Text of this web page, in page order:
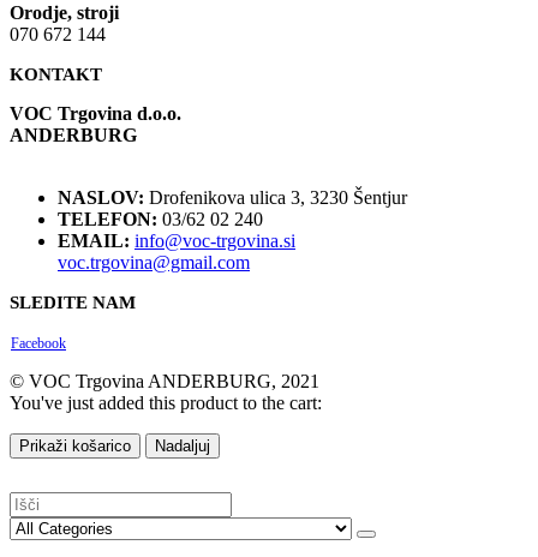
Orodje, stroji
070 672 144
KONTAKT
VOC Trgovina d.o.o.
ANDERBURG
NASLOV: Drofenikova ulica 3, 3230 Šentjur
TELEFON: 03/62 02 240
EMAIL: info@voc-trgovina.si
voc.trgovina@gmail.com
SLEDITE NAM
Facebook
© VOC Trgovina ANDERBURG, 2021
You've just added this product to the cart:
Prikaži košarico Nadaljuj